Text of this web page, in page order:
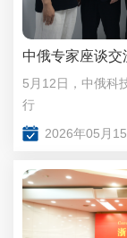
中俄专家座谈交
5月12日，中俄科
行
2026年05月